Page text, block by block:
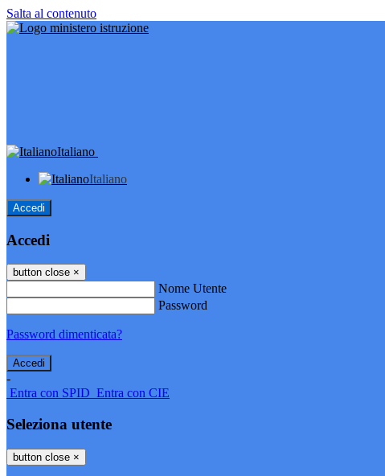
Salta al contenuto
Italiano
Italiano
Accedi
Accedi
button close ×
Nome Utente
Password
Password dimenticata?
-
Entra con SPID Entra con CIE
Seleziona utente
button close ×